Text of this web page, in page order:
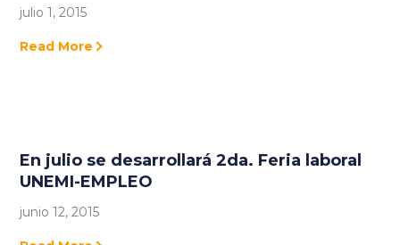
julio 1, 2015
Read More
En julio se desarrollará 2da. Feria laboral
UNEMI-EMPLEO
junio 12, 2015